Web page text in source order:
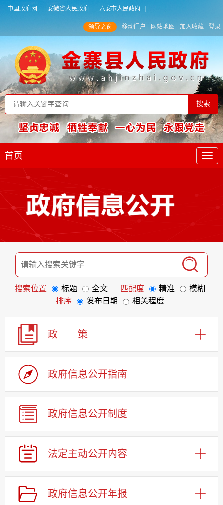
中国政府网 安徽省人民政府 六安市人民政府
领导之窗 移动门户 网站地图 加入收藏 登录
首页
搜索位置 标题 全文 匹配度 精准
模糊
排序
发布日期 相关程度
政 策
政府信息公开指南
政府信息公开制度
法定主动公开内容
政府信息公开年报